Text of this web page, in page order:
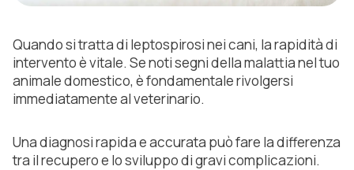
Quando si tratta di leptospirosi nei cani, la rapidità di
intervento è vitale. Se noti segni della malattia nel tuo
animale domestico, è fondamentale rivolgersi
immediatamente al veterinario.
Una diagnosi rapida e accurata può fare la differenza
tra il recupero e lo sviluppo di gravi complicazioni.